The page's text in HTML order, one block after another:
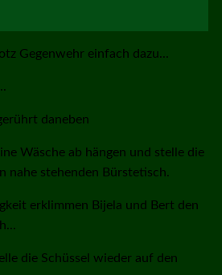
Wäsche ab hängen und stelle die
nahe stehenden Bürstetisch.
die Schüssel wieder auf den